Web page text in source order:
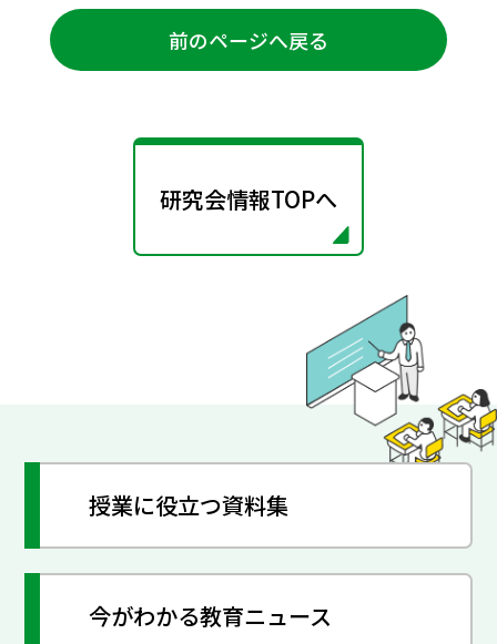
前のページへ戻る
研究会情報TOPへ
授業に役立つ資料集
今がわかる教育ニュース